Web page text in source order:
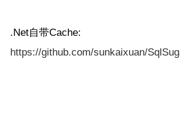
.Net自带Cache:
https://github.com/sunkaixuan/